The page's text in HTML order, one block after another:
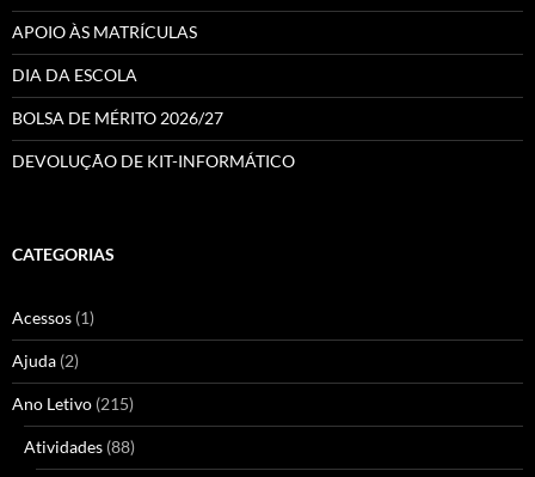
APOIO ÀS MATRÍCULAS
DIA DA ESCOLA
BOLSA DE MÉRITO 2026/27
DEVOLUÇÃO DE KIT-INFORMÁTICO
CATEGORIAS
Acessos (1)
Ajuda (2)
Ano Letivo (215)
Atividades (88)